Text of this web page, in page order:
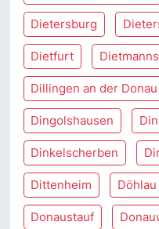
Dietersburg
Dietfurt
Dillingen an der Donau
Dingolshausen
Dinkelscherben
Dittenheim Döhlau
Donaustauf